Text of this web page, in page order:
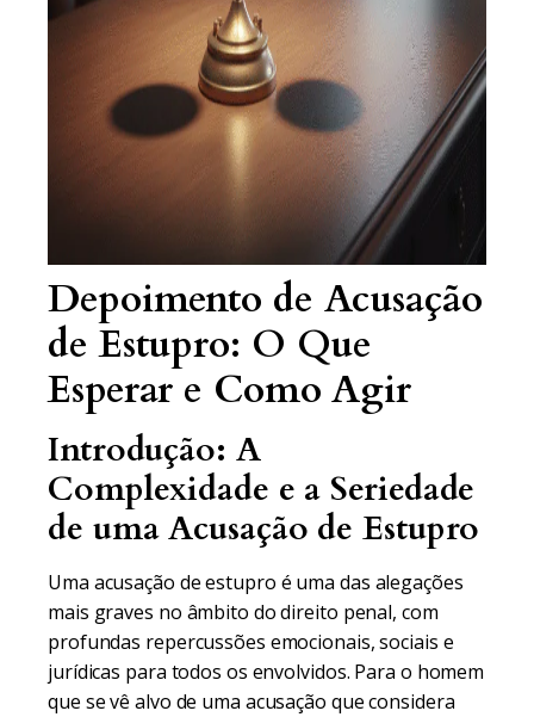
Depoimento de Acusação
de Estupro: O Que
Esperar e Como Agir
Introdução: A
Complexidade e a Seriedade
de uma Acusação de Estupro
Uma acusação de estupro é uma das alegações
mais graves no âmbito do direito penal, com
profundas repercussões emocionais, sociais e
jurídicas para todos os envolvidos. Para o homem
que se vê alvo de uma acusação que considera